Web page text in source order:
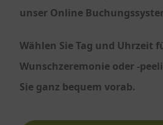
unser Online
Wählen Sie Tag und Uhrzeit
Wunschzeremonie oder -
Sie ganz bequem vorab.